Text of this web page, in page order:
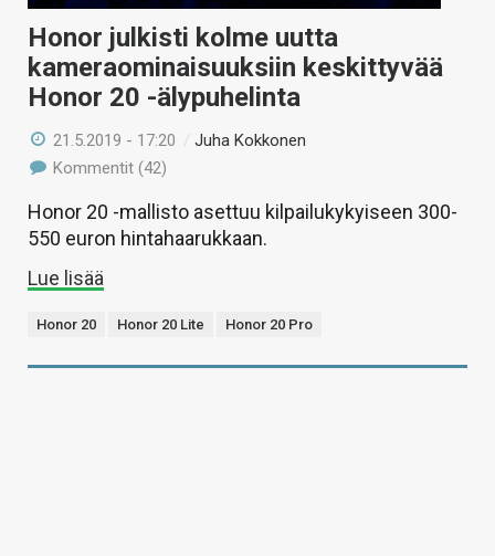
HAKU
Honor julkisti kolme uutta
kameraominaisuuksiin keskittyvää
Honor 20 -älypuhelinta
21.5.2019 - 17:20 /Juha Kokkonen
Kommentit (42)
Honor 20 -mallisto asettuu kilpailukykyiseen 300-
550 euron hintahaarukkaan.
Lue lisää
Honor 20 Honor 20 Lite Honor 20 Pro